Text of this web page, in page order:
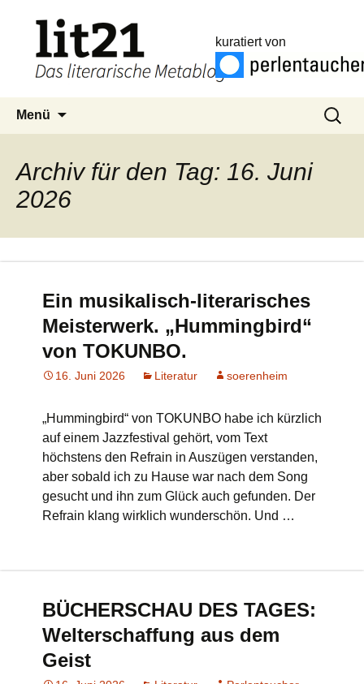
kuratiert von
Menü
Suchen
nach:
Archiv für den Tag: 16. Juni
2026
Ein musikalisch-literarisches
Meisterwerk. „Hummingbird“
von TOKUNBO.
16. Juni 2026 Literatur soerenheim
„Hummingbird“ von TOKUNBO habe ich kürzlich
auf einem Jazzfestival gehört, vom Text
höchstens den Refrain in Auszügen verstanden,
aber sobald ich zu Hause war nach dem Song
gesucht und ihn zum Glück auch gefunden. Der
Refrain klang wirklich wunderschön. Und …
BÜCHERSCHAU DES TAGES:
Welterschaffung aus dem
Geist